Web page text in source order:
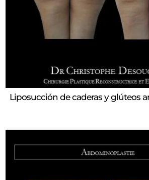
Liposucción de caderas y glúteos